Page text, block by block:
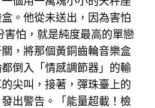
。他從未送出，因為害怕
害怕，就是純度最高的單戀
，將那個黃銅齒輪音樂盒
倒入「情感調節器」的輸
尖叫，接著，彈珠臺上的
出警告。「能量超載！檢